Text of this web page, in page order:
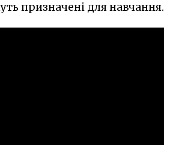
призначені для навчання.